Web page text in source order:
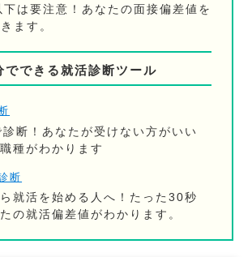
は要注意！あなたの面接偏差値を
ます。
でできる就活診断ツール
断！あなたが受けない方がいい
種がわかります
断
就活を始める人へ！たった30秒
の就活偏差値がわかります。